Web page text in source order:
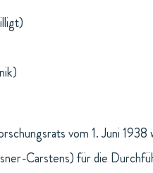
vom 1. Juni
Carstens) für die